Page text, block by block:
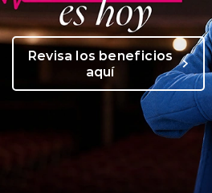
Telemedicina Blua
Clínicas Dentales
Planes y Convenios
Revisa los beneficios
aquí